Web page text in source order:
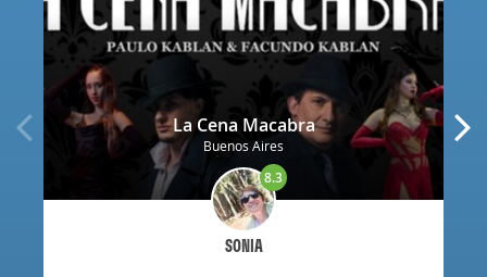
La Cena Macabra
Buenos Aires
SONIA
8.3